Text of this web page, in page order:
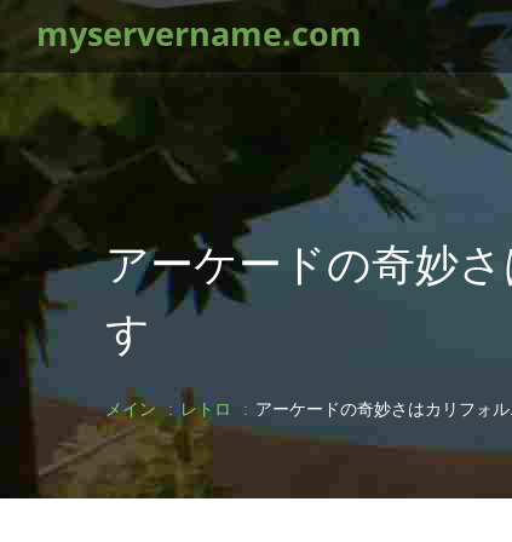
myservername.com
アーケードの奇妙
す
メイン レトロ アーケードの奇妙さはカリフォ